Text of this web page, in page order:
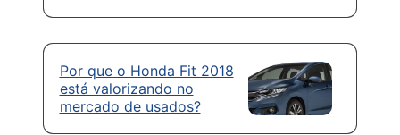
Por que o Honda Fit 2018
está valorizando no
mercado de usados?